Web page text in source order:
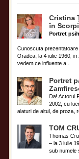
Cristina
în
Portret
Cunoscuta
Oradea, la 4 iulie 1960,
vedem ce influente a...
Portret
Da! Actorul
2002, cu
alaturi de altul, de proza,
TOM
Thomas
– la 3 iulie
sub numele